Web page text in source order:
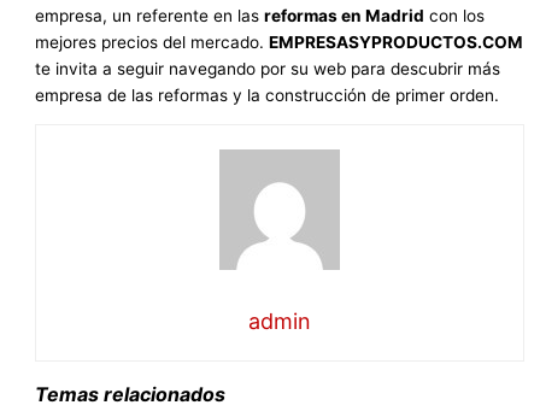
empresa, un referente en lasreformas en Madrid con los
mejores precios del mercado.EMPRESASYPRODUCTOS.COM
te invita a seguir navegando por su web para descubrir más
empresa de las reformas y la construcción de primer orden.
admin
Temas relacionados